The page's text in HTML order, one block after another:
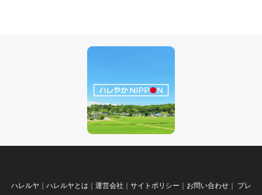
ハレルヤ ハレルヤとは 運営会社 サイトポリシー お問い合わせ｜ プレ